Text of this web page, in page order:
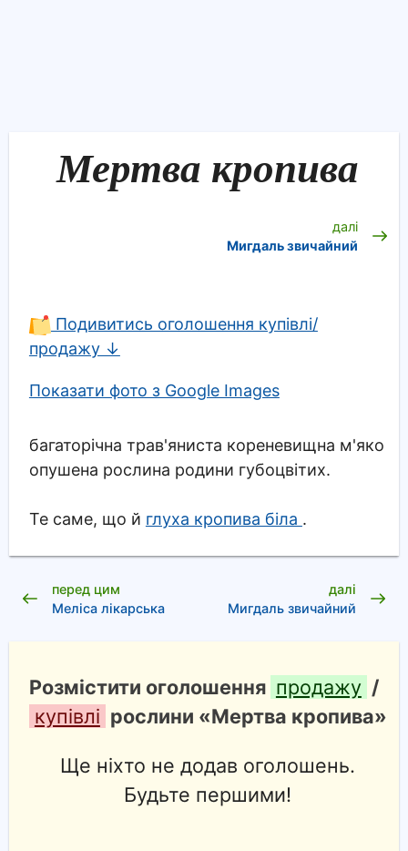
Мертва кропива
далі
Мигдаль звичайний
Подивитись оголошення купівлі/
продажу ↓
Показати фото з Google Images
багаторічна трав'яниста кореневищна м'яко
опушена рослина родини губоцвітих.
Те саме, що й глуха кропива біла .
перед цим
Меліса лікарська
далі
Мигдаль звичайний
Розмістити оголошення продажу /
купівлі рослини «Мертва кропива»
Ще ніхто не додав оголошень.
Будьте першими!